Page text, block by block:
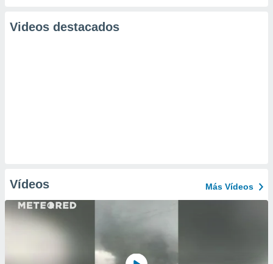
Videos destacados
Vídeos Más Vídeos